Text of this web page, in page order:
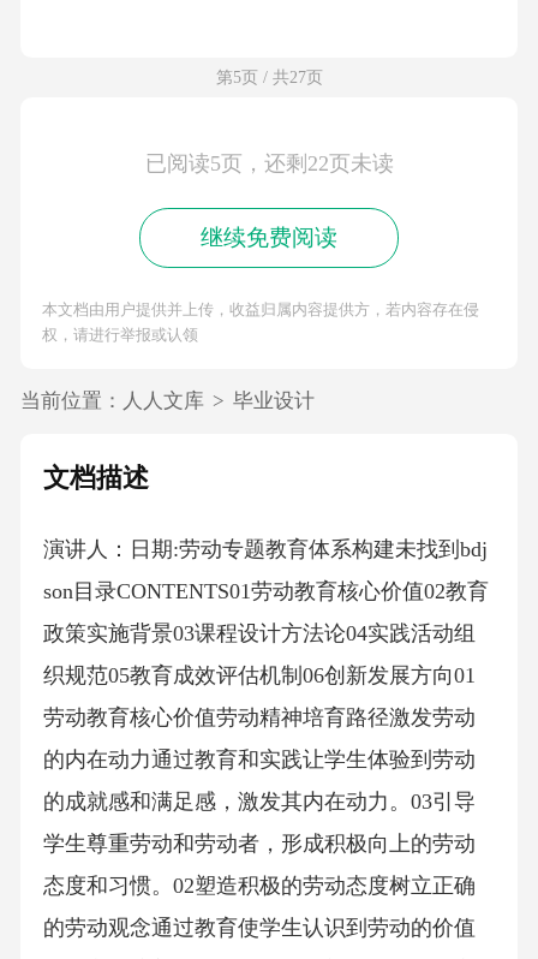
第5页 / 共27页
已阅读5页，还剩22页未读
继续免费阅读
本文档由用户提供并上传，收益归属内容提供方，若内容存在侵
权，请进行举报或认领
当前位置： 人人文库 > 毕业设计
文档描述
演讲人：日期:劳动专题教育体系构建未找到bdj
son目录CONTENTS01劳动教育核心价值02教育
政策实施背景03课程设计方法论04实践活动组
织规范05教育成效评估机制06创新发展方向01
劳动教育核心价值劳动精神培育路径激发劳动
的内在动力通过教育和实践让学生体验到劳动
的成就感和满足感，激发其内在动力。03引导
学生尊重劳动和劳动者，形成积极向上的劳动
态度和习惯。02塑造积极的劳动态度树立正确
的劳动观念通过教育使学生认识到劳动的价值